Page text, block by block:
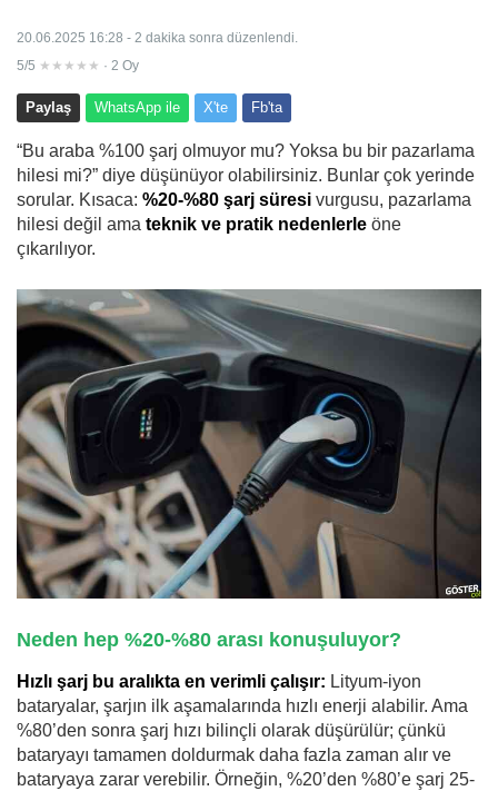
20.06.2025 16:28 - 2 dakika sonra düzenlendi.
5/5 ★★★★★ · 2 Oy
Paylaş WhatsApp ile X'te Fb'ta
“Bu araba %100 şarj olmuyor mu? Yoksa bu bir pazarlama
hilesi mi?” diye düşünüyor olabilirsiniz. Bunlar çok yerinde
sorular. Kısaca: %20-%80 şarj süresi vurgusu, pazarlama
hilesi değil ama teknik ve pratik nedenlerle öne
çıkarılıyor.
Neden hep %20-%80 arası konuşuluyor?
Hızlı şarj bu aralıkta en verimli çalışır: Lityum-iyon
bataryalar, şarjın ilk aşamalarında hızlı enerji alabilir. Ama
%80’den sonra şarj hızı bilinçli olarak düşürülür; çünkü
bataryayı tamamen doldurmak daha fazla zaman alır ve
bataryaya zarar verebilir. Örneğin, %20’den %80’e şarj 25-